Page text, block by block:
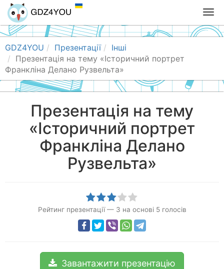
T
o
g
n
a
GDZ4YOU Презентації
Інші
Презентація на тему «Історичний портрет
Франкліна Делано Рузвельта»
Презентація на тему
«Історичний портрет
Франкліна Делано
Рузвельта»
Рейтинг презентації — 3 на основі 5голосів
Завантажити презентацію